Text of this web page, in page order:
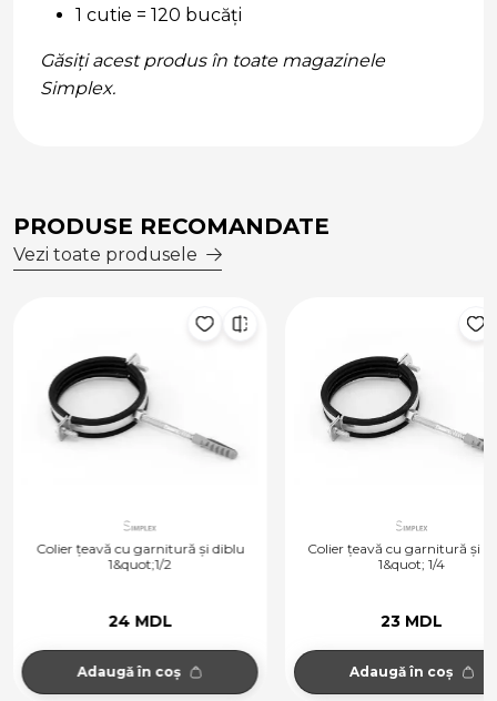
1 cutie = 120 bucăți
Găsiți acest produs în toate magazinele
Simplex.
PRODUSE RECOMANDATE
Vezi toate produsele
Colier țeavă cu garnitură și diblu
1&quot;1/2
24 MDL
Adaugă în coș
Colier țeavă cu garnitură și
1&quot; 1/4
23 MDL
Adaugă în coș